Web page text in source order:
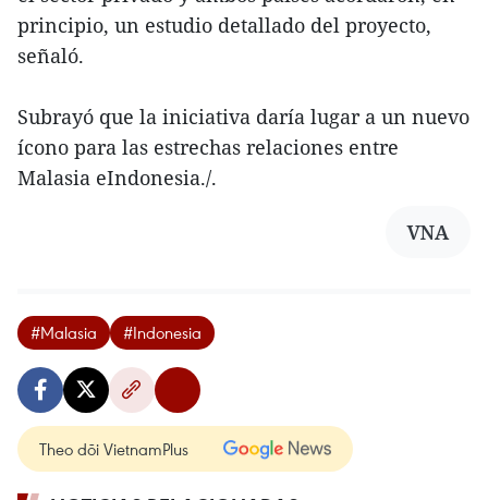
principio, un estudio detallado del proyecto,
señaló.
Subrayó que la iniciativa daría lugar a un nuevo
ícono para las estrechas relaciones entre
Malasia eIndonesia./.
VNA
#Malasia #Indonesia
Theo dõi VietnamPlus